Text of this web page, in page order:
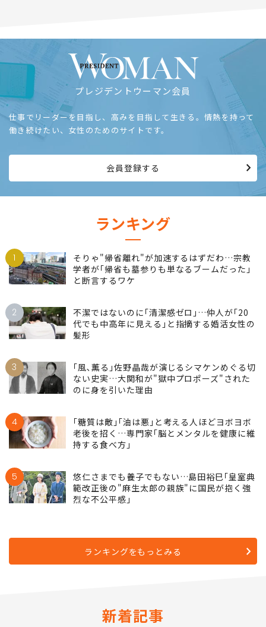
プレジデントウーマン会員
仕事でリーダーを目指し、高みを目指して生きる。情熱を持って
働き続けたい、女性のためのサイトです。
会員登録する
ランキング
1
そりゃ"帰省離れ"が加速するはずだわ…宗教
学者が｢帰省も墓参りも単なるブームだった｣
と断言するワケ
2
不潔ではないのに｢清潔感ゼロ｣…仲人が｢20
代でも中高年に見える｣と指摘する婚活女性の
髪形
3
｢風､薫る｣佐野晶哉が演じるシマケンめぐる切
ない史実…大関和が"獄中プロポーズ"された
のに身を引いた理由
4
｢糖質は敵｣｢油は悪｣と考える人ほどヨボヨボ
老後を招く…専門家｢脳とメンタルを健康に維
持する食べ方｣
5
悠仁さまでも養子でもない…島田裕巳｢皇室典
範改正後の"麻生太郎の親族"に国民が抱く強
烈な不公平感｣
ランキングをもっとみる
新着記事